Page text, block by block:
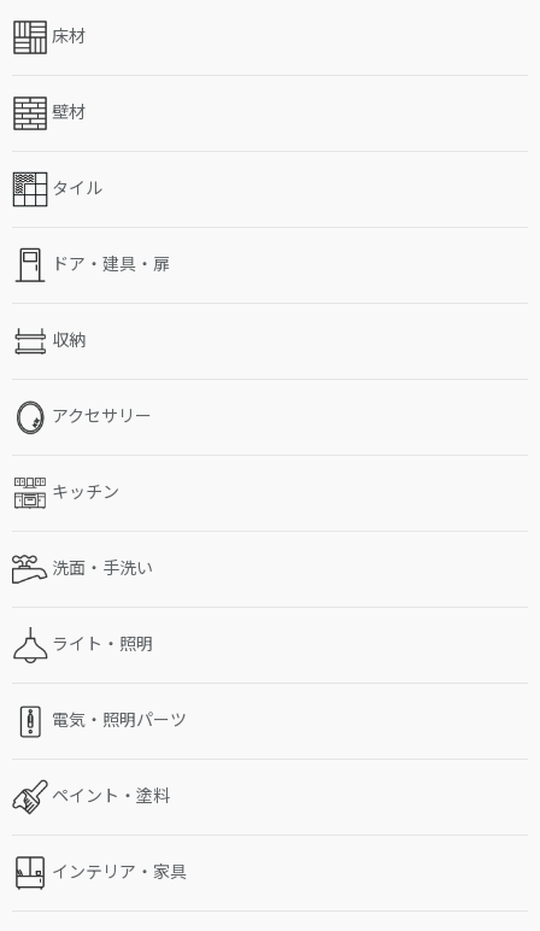
床材
壁材
タイル
ドア・建具・扉
収納
アクセサリー
キッチン
洗面・手洗い
ライト・照明
電気・照明パーツ
ペイント・塗料
インテリア・家具